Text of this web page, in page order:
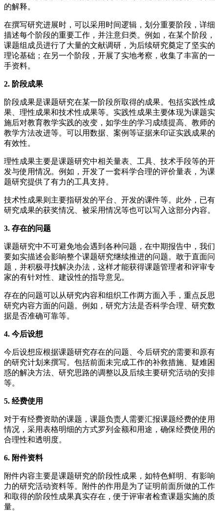
的解释。
在撰写研究进展时，可以采用时间逻辑，划分重要阶段，详细
描述每个阶段的重要工作，并注意归类。例如，在某个阶段，
课题组成员进行了大量的文献调研，为后续研究奠定了坚实的
理论基础；在另一个阶段，开展了实地考察，收集了丰富的一
手资料。
2. 阶段成果
阶段成果是课题研究在某一阶段所取得的成果。包括实践性成
果、理性成果和技术性成果等。实践性成果主要体现为课题实
施后对教育教学实践的改变，如学生的学习成绩提高、教师的
教学方法改进等。可以用数据、案例等证据来印证实践成果的
有效性。
理性成果主要是课题研究中相关量表、工具、技术手段等的开
发与使用情况。例如，开发了一套科学合理的评价量表，为课
题研究提供了有力的工具支持。
技术性成果则主要指研发的平台、开发的课件等。此外，已有
研究成果的获奖情况、被采用情况等也可以写入这部分内容。
3. 存在的问题
课题研究中不可避免地会遇到各种问题，在中期报告中，我们
要如实描述会影响整个课题研究继续推进的问题。敢于直面问
题，并积极寻找解决办法，这样才能获得课题管理者和评审专
家的有针对性、建设性的指导意见。
存在的问题可以从研究内容和组织工作两方面入手，重点反思
研究内容方面的问题。例如，研究方法是否科学合理、研究数
据是否准确可靠等。
4. 今后设想
今后设想应根据课题研究存在的问题、今后研究的需要和原有
的研究计划来撰写。包括前面未完成工作的补救措施、疑难困
惑的解决方法、研究思路的调整以及后续主要研究活动的安排
等。
5. 经费使用
对于有经费资助的课题，课题负责人需要汇报课题经费的使用
情况，采用表格明细的方式罗列金额和用途，确保经费使用的
合理性和透明度。
6. 附件资料
附件内容主要是课题研究的阶段性成果，如特色鲜明、有影响
力的研究活动资料等。附件的作用是为了证明前面所做的工作
和取得的阶段性成果真实存在，便于评审者检查课题实施的质
量。